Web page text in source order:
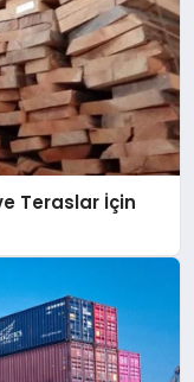
Teraslar İçin